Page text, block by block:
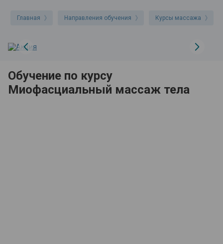
Главная Направления обучения Курсы массажа
Обучение по курсу
Миофасциальный массаж тела